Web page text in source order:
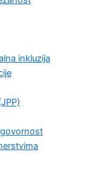
inkluzija